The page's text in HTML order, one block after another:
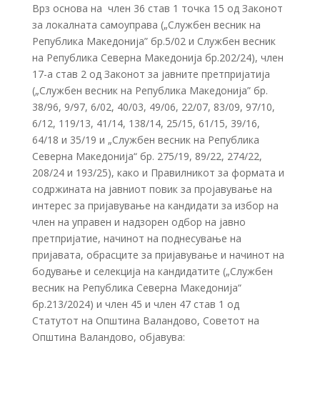
Врз основа на член 36 став 1 точка 15 од Законот
за локалната самоуправа („Службен весник на
Република Македонија” бр.5/02 и Службен весник
на Република Северна Македонија бр.202/24), член
17-а став 2 од Законот за јавните претпријатија
(„Службен весник на Република Македонија” бр.
38/96, 9/97, 6/02, 40/03, 49/06, 22/07, 83/09, 97/10,
6/12, 119/13, 41/14, 138/14, 25/15, 61/15, 39/16,
64/18 и 35/19 и „Службен весник на Република
Северна Македонија“ бр. 275/19, 89/22, 274/22,
208/24 и 193/25), како и Правилникот за формата и
содржината на јавниот повик за пројавување на
интерес за пријавување на кандидати за избор на
член на управен и надзорен одбор на јавно
претпријатие, начинот на поднесување на
пријавата, обрасците за пријавување и начинот на
бодување и селекција на кандидатите („Службен
весник на Република Северна Македонија“
бр.213/2024) и член 45 и член 47 став 1 од
Статутот на Општина Валандово, Советот на
Општина Валандово, објавува: